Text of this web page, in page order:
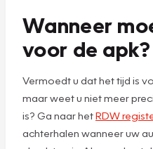
Wanneer
voor de apk?
Vermoedt u dat het tijd is
maar weet u niet meer
is? Ga naar hetRDW
achterhalen wanneer uw